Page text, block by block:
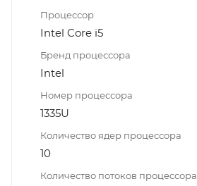
Процессор
Intel Core i5
Бренд процессора
Intel
Номер процессора
1335U
Количество ядер процессора
10
Количество потоков процессора